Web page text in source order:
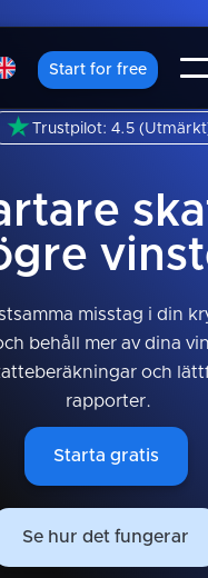
Start for free
Trustpilot: 4.5
misstag i din
behåll mer av dina
och
rapporter.
Starta gratis
Se hur det fungerar